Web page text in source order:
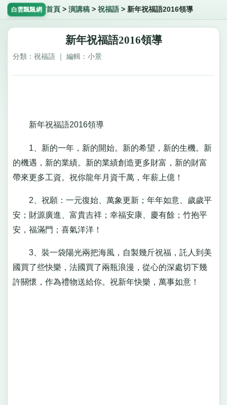
白雲飄飄網 首頁 > 演講稿> 祝福語> 新年祝福語2016領導
新年祝福語2016領導
分類：祝福語 ｜ 編輯：小景
新年祝福語2016領導
1、新的一年，新的開始。新的希望，新的生機。新
的機遇，新的業績。新的業績創造更多財富，新的財富
帶來更多工資。祝你龍年月資千萬，年薪上億！
2、祝願：一元復始、萬象更新；年年如意、歲歲平
安；財源廣進、富貴吉祥；幸福安康、慶有餘；竹抱平
安，福滿門；喜氣洋洋！
3、裝一袋陽光兩把海風，自製幾斤祝福，託人到美
國買了些快樂，法國買了兩瓶浪漫，從心的深處切下幾
許關懷，作為禮物送給你。祝新年快樂，萬事如意！